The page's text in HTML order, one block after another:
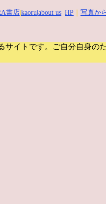
書店 kaoru |about us HP 写真か
イトです。
ご自分自身の